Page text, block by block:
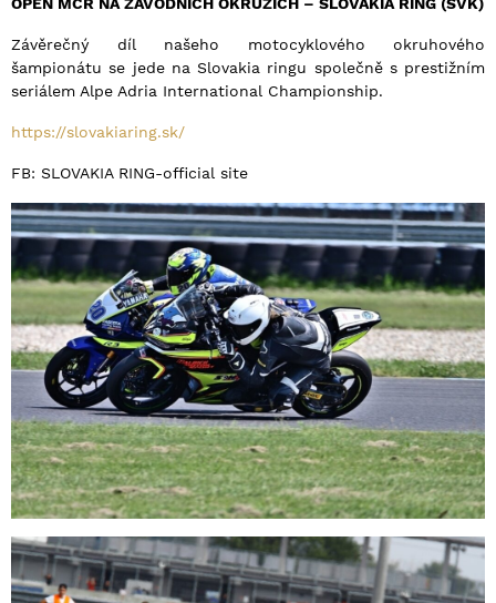
OPEN MČR NA ZÁVODNÍCH OKRUZÍCH – SLOVAKIA RING (SVK)
Závěrečný díl našeho motocyklového okruhového
šampionátu se jede na Slovakia ringu společně s prestižním
seriálem Alpe Adria International Championship.
https://slovakiaring.sk/
FB: SLOVAKIA RING-official site